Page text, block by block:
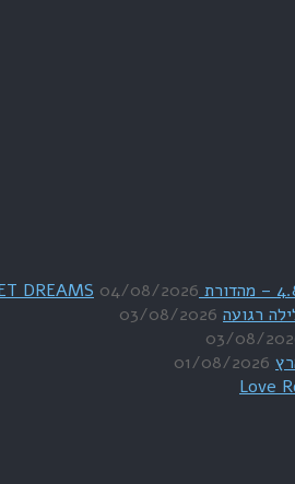
04/08/2026
03/08/2026
03/08/
01/08/2026